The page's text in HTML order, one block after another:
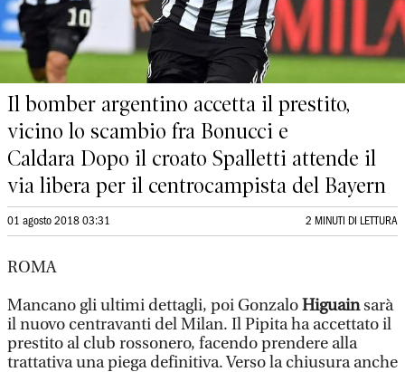
Il bomber argentino accetta il prestito,
vicino lo scambio fra Bonucci e
Caldara Dopo il croato Spalletti attende il
via libera per il centrocampista del Bayern
01 agosto 2018 03:31 2 MINUTI DI LETTURA
ROMA
Mancano gli ultimi dettagli, poi GonzaloHiguainsarà
il nuovo centravanti del Milan. Il Pipita ha accettato il
prestito al club rossonero, facendo prendere alla
trattativa una piega definitiva. Verso la chiusura anche